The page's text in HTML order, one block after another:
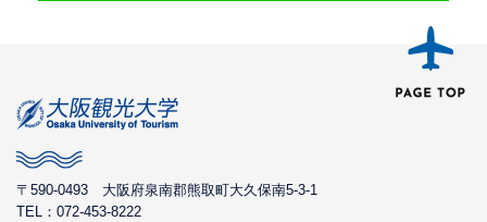
〒590-0493 大阪府泉南郡熊取町大久保南5-3-1
TEL：072-453-8222